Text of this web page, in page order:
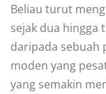
Beliau turut
sejak dua hingga
daripada sebuah
moden yang
yang semakin